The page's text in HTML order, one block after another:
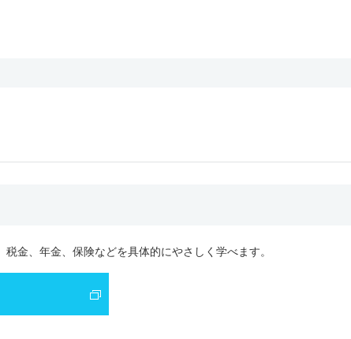
金、年金、保険などを具体的にやさしく学べます。